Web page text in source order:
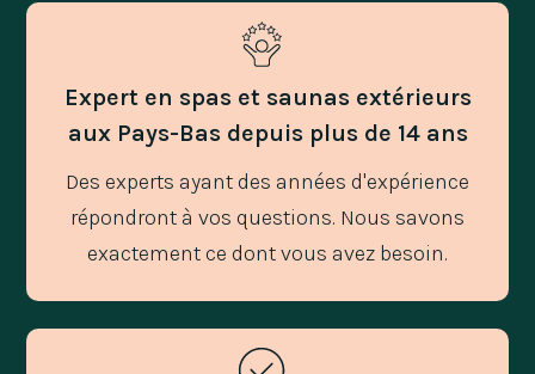
Expert en spas et saunas extérieurs
aux Pays-Bas depuis plus de 14 ans
Des experts ayant des années d'expérience
répondront à vos questions. Nous savons
exactement ce dont vous avez besoin.